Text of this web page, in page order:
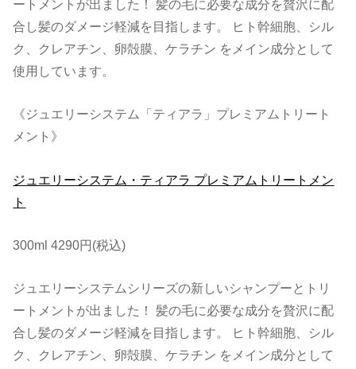
ートメントが出ました！ 髪の毛に必要な成分を贅沢に配
合し髪のダメージ軽減を目指します。 ヒト幹細胞、シル
ク、クレアチン、卵殻膜、ケラチン をメイン成分として
使用しています。
《ジュエリーシステム「ティアラ」プレミアムトリート
メント》
ジュエリーシステム・ティアラ プレミアムトリートメン
ト
300ml 4290円(税込)
ジュエリーシステムシリーズの新しいシャンプーとトリ
ートメントが出ました！ 髪の毛に必要な成分を贅沢に配
合し髪のダメージ軽減を目指します。 ヒト幹細胞、シル
ク、クレアチン、卵殻膜、ケラチン をメイン成分として